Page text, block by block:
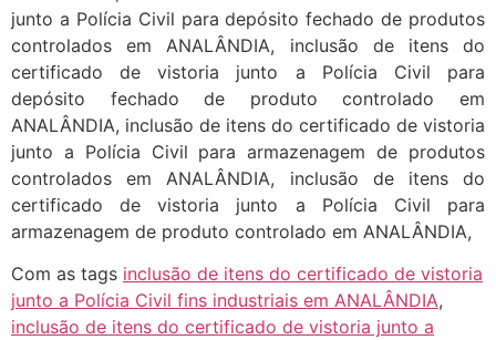
Com as tags inclusão de itens do certificado de vistoria
junto a Polícia Civil fins industriais em ANALÂNDIA,
inclusão de itens do certificado de vistoria junto a